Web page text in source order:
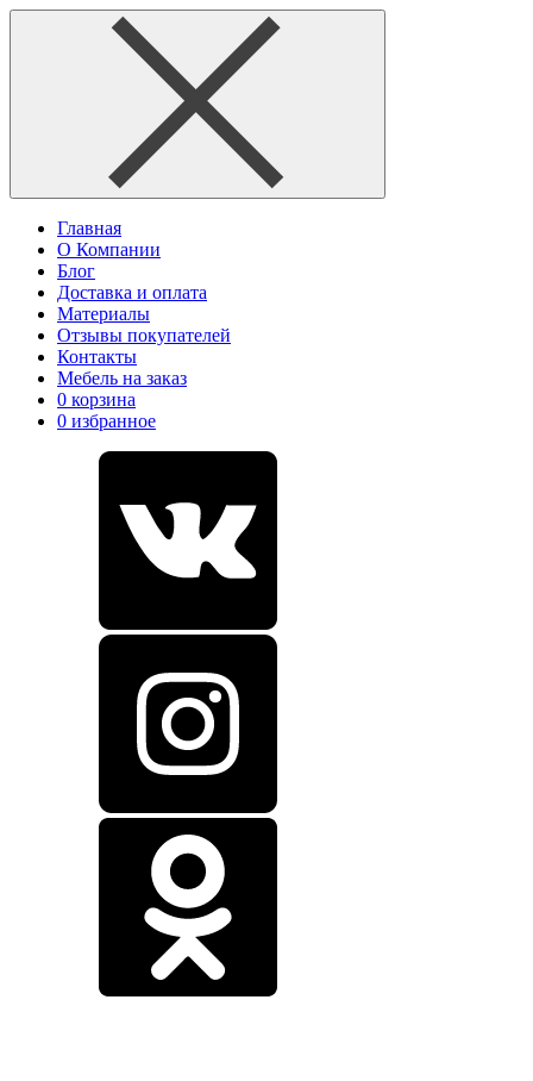
Главная
О Компании
Блог
Доставка и оплата
Материалы
Отзывы покупателей
Контакты
Мебель на заказ
0 корзина
0 избранное